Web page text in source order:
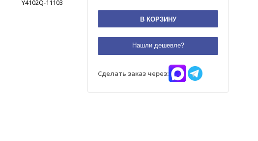
Y4102Q-11103
В КОРЗИНУ
Нашли дешевле?
Сделать заказ через: